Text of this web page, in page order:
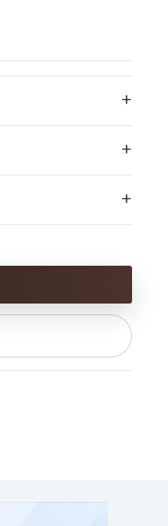
+
+
+